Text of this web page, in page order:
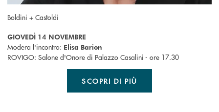
Boldini + Castoldi
GIOVEDÌ 14 NOVEMBRE
Modera l'incontro: Elisa Barion
ROVIGO: Salone d'Onore di Palazzo Casalini - ore 17.30
SCOPRI DI PIÙ